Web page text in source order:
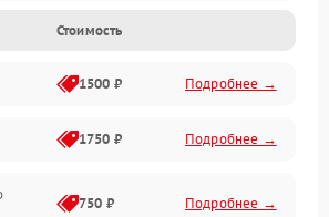
Стоимость
1500 ₽ Подробнее →
1750 ₽ Подробнее →
750 ₽ Подробнее →